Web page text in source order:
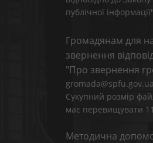
публічної
Громадянам для
звернення
"Про звернення
Сукупний розмір
має перевищувати
Методична